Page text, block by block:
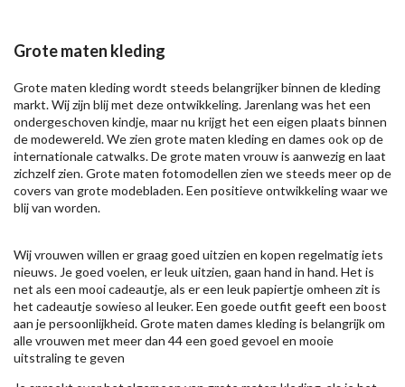
Grote maten kleding
Grote maten kleding wordt steeds belangrijker binnen de kleding
markt. Wij zijn blij met deze ontwikkeling. Jarenlang was het een
ondergeschoven kindje, maar nu krijgt het een eigen plaats binnen
de modewereld. We zien grote maten kleding en dames ook op de
internationale catwalks. De grote maten vrouw is aanwezig en laat
zichzelf zien. Grote maten fotomodellen zien we steeds meer op de
covers van grote modebladen. Een positieve ontwikkeling waar we
blij van worden.
Wij vrouwen willen er graag goed uitzien en kopen regelmatig iets
nieuws. Je goed voelen, er leuk uitzien, gaan hand in hand. Het is
net als een mooi cadeautje, als er een leuk papiertje omheen zit is
het cadeautje sowieso al leuker. Een goede outfit geeft een boost
aan je persoonlijkheid. Grote maten dames kleding is belangrijk om
alle vrouwen met meer dan 44 een goed gevoel en mooie
uitstraling te geven